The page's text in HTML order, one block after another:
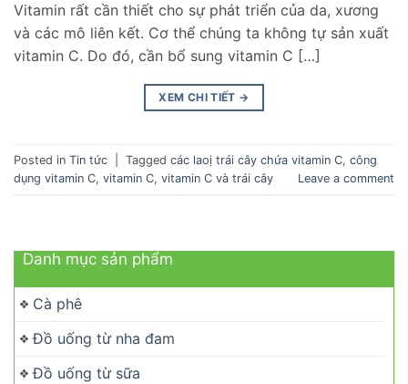
Vitamin rất cần thiết cho sự phát triển của da, xương
và các mô liên kết. Cơ thể chúng ta không tự sản xuất
vitamin C. Do đó, cần bổ sung vitamin C […]
XEM CHI TIẾT →
Posted in Tin tức Tagged các laoị trái cây chứa vitamin C, công
dụng vitamin C, vitamin C, vitamin C và trái cây Leave a comment
Danh mục sản phẩm
Cà phê
Đồ uống từ nha đam
Đồ uống từ sữa